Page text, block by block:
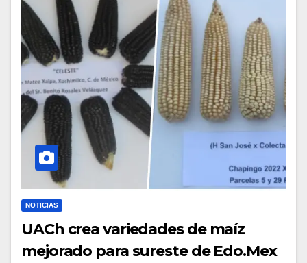
NOTICIAS
UACh crea variedades de maíz
mejorado para sureste de Edo.Mex